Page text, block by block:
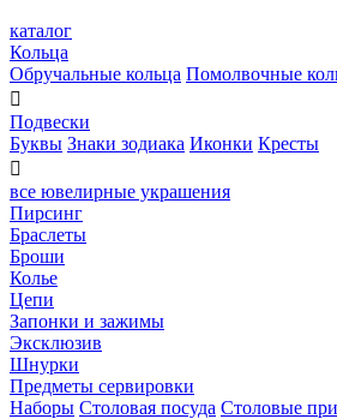
каталог
Кольца
Обручальные кольца Помолвочные

Подвески
Буквы Знаки зодиака Иконки Кресты

все ювелирные украшения
Пирсинг
Браслеты
Броши
Колье
Цепи
Запонки и зажимы
Эксклюзив
Шнурки
Предметы сервировки
Наборы Столовая посуда Столовые